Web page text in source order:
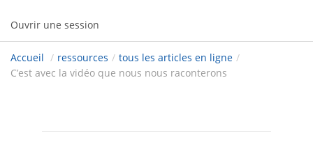
Ouvrir une session
Accueil / ressources / tous les articles en ligne /
C’est avec la vidéo que nous nous raconterons